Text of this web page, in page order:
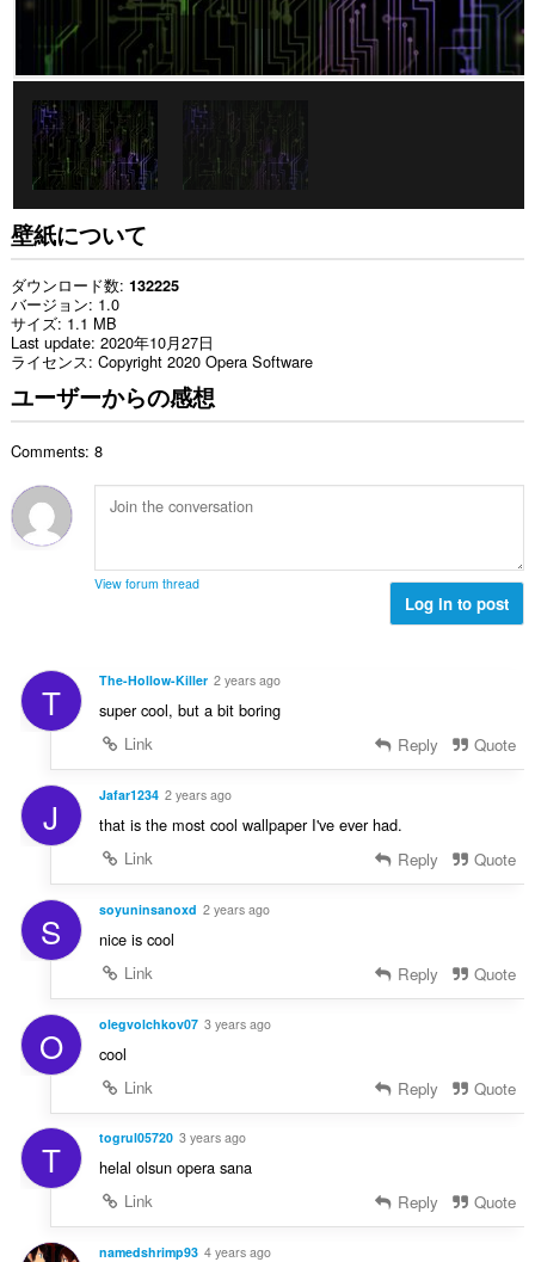
壁紙について
ダウンロード数 132225
バージョン 1.0
サイズ 1.1 MB
Last update 2020年10月27日
ライセンス Copyright 2020 Opera Software
ユーザーからの感想
Comments: 8
View forum thread
Log in to post
T The-Hollow-Killer 2 years ago
super cool, but a bit boring
Link
Reply Quote
J Jafar1234 2 years ago
that is the most cool wallpaper I've ever had.
Link
Reply Quote
S soyuninsanoxd 2 years ago
nice is cool
Link
Reply Quote
O olegvolchkov07 3 years ago
cool
Link
Reply Quote
T togrul05720 3 years ago
helal olsun opera sana
Link
Reply Quote
namedshrimp93 4 years ago